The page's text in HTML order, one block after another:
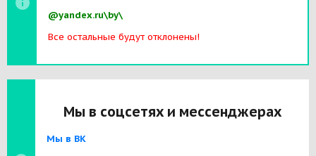
@yandex.ru\by\
Все остальные будут отклонены!
Мы в соцсетях и мессенджерах
Мы в ВК